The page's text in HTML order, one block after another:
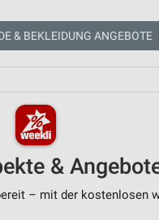
& BEKLEIDUNG ANGEBOTE
&
– mit der kostenlosen
Daten aus verschiedenen